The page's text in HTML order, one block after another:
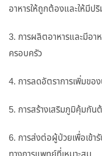
อาหารให้ถูกต้องและให้มี
3. การผลิตอาหารและมีอา
ครอบครัว
4. การลดอัตราการเพิ่มของ
5. การสร้างเสริมภูมิคุ้มกัน
6. การส่งต่อผู้ป่วยเพื่อเข้า